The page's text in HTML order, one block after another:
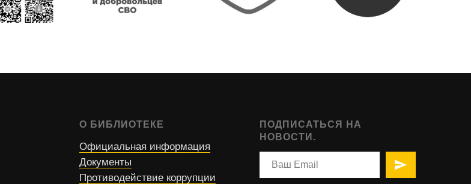
О БИБЛИОТЕКЕ
Официальная информация
Документы
Противодействие коррупции
ПОДПИСАТЬСЯ НА
НОВОСТИ.